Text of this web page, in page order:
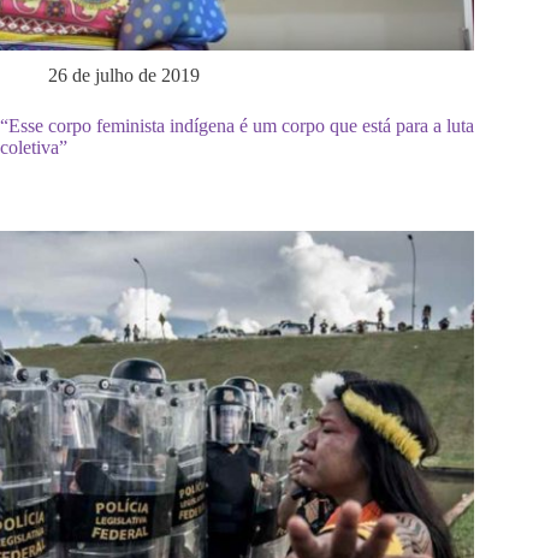
26 de julho de 2019
“Esse corpo feminista indígena é um corpo que está para a luta
coletiva”